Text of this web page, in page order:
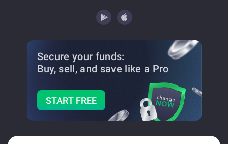
Secure your funds:
Buy, sell, and save like a Pro
START FREE